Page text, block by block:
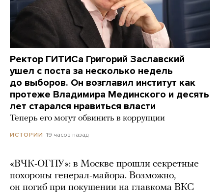
Ректор ГИТИСа Григорий Заславский
ушел с поста за несколько недель
до выборов. Он возглавил институт как
протеже Владимира Мединского и десять
лет старался нравиться власти
Теперь его могут обвинить в коррупции
ИСТОРИИ 19 часов назад
«ВЧК-ОГПУ»: в Москве прошли секретные
похороны генерал-майора. Возможно,
он погиб при покушении на главкома ВКС